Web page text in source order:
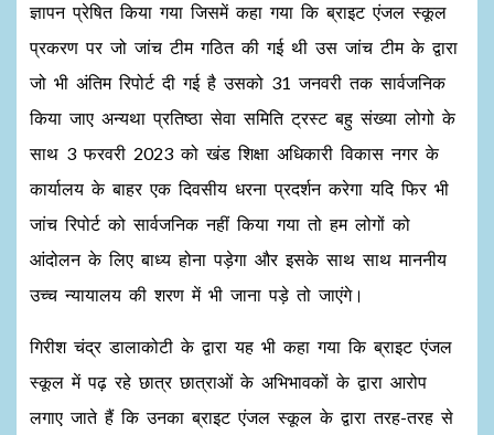
ज्ञापन प्रेषित किया गया जिसमें कहा गया कि ब्राइट एंजल स्कूल
प्रकरण पर जो जांच टीम गठित की गई थी उस जांच टीम के द्वारा
जो भी अंतिम रिपोर्ट दी गई है उसको 31 जनवरी तक सार्वजनिक
किया जाए अन्यथा प्रतिष्ठा सेवा समिति ट्रस्ट बहु संख्या लोगो के
साथ 3 फरवरी 2023 को खंड शिक्षा अधिकारी विकास नगर के
कार्यालय के बाहर एक दिवसीय धरना प्रदर्शन करेगा यदि फिर भी
जांच रिपोर्ट को सार्वजनिक नहीं किया गया तो हम लोगों को
आंदोलन के लिए बाध्य होना पड़ेगा और इसके साथ साथ माननीय
उच्च न्यायालय की शरण में भी जाना पड़े तो जाएंगे।
गिरीश चंद्र डालाकोटी के द्वारा यह भी कहा गया कि ब्राइट एंजल
स्कूल में पढ़ रहे छात्र छात्राओं के अभिभावकों के द्वारा आरोप
लगाए जाते हैं कि उनका ब्राइट एंजल स्कूल के द्वारा तरह-तरह से